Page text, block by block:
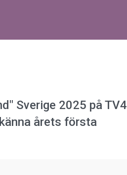
Sverige 2025 på TV4
årets första